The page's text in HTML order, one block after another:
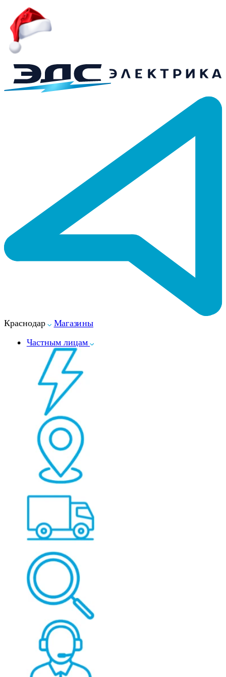
Краснодар
Магазины
Частным лицам